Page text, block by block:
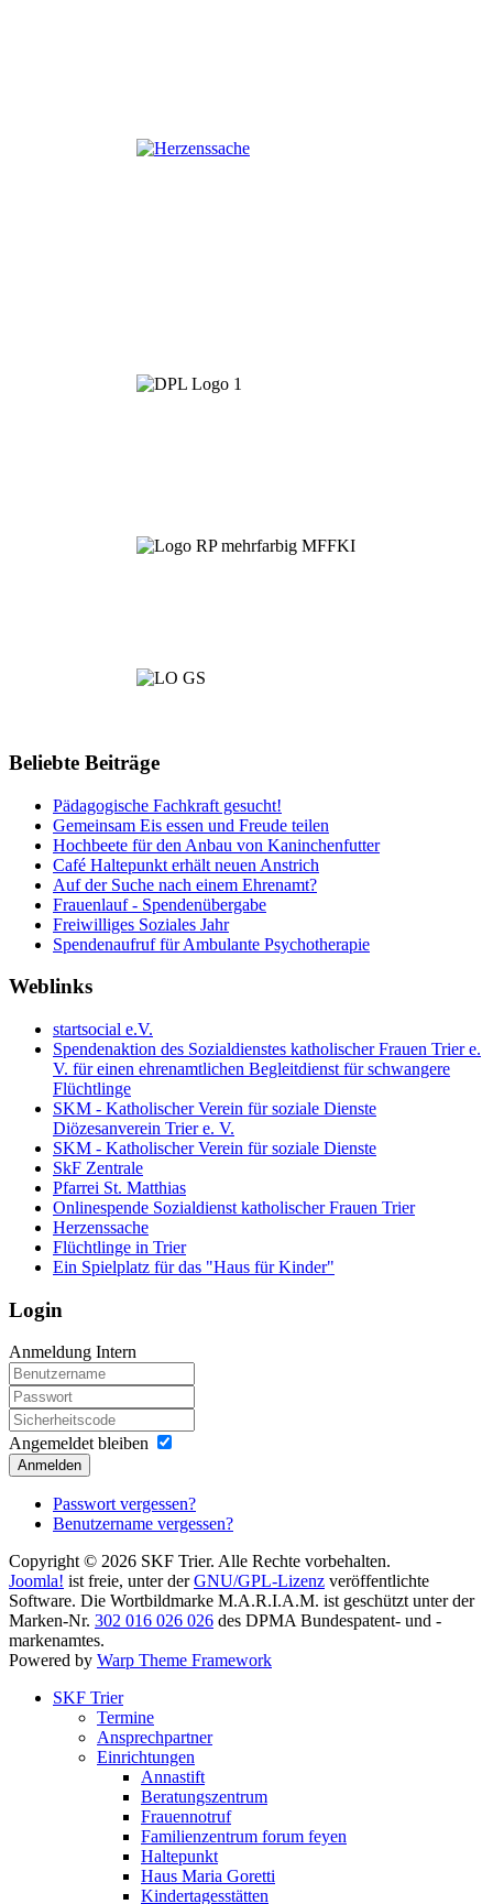
Beliebte Beiträge
Pädagogische Fachkraft gesucht!
Gemeinsam Eis essen und Freude teilen
Hochbeete für den Anbau von Kaninchenfutter
Café Haltepunkt erhält neuen Anstrich
Auf der Suche nach einem Ehrenamt?
Frauenlauf - Spendenübergabe
Freiwilliges Soziales Jahr
Spendenaufruf für Ambulante Psychotherapie
Weblinks
startsocial e.V.
Spendenaktion des Sozialdienstes katholischer Frauen Trier e.
V. für einen ehrenamtlichen Begleitdienst für schwangere
Flüchtlinge
SKM - Katholischer Verein für soziale Dienste
Diözesanverein Trier e. V.
SKM - Katholischer Verein für soziale Dienste
SkF Zentrale
Pfarrei St. Matthias
Onlinespende Sozialdienst katholischer Frauen Trier
Herzenssache
Flüchtlinge in Trier
Ein Spielplatz für das "Haus für Kinder"
Login
Anmeldung Intern
Angemeldet bleiben
Anmelden
Passwort vergessen?
Benutzername vergessen?
Copyright © 2026 SKF Trier. Alle Rechte vorbehalten.
Joomla! ist freie, unter derGNU/GPL-Lizenz veröffentlichte
Software. Die Wortbildmarke M.A.R.I.A.M. ist geschützt unter der
Marken-Nr. 302 016 026 026 des DPMA Bundespatent- und -
markenamtes.
Powered by Warp Theme Framework
SKF Trier
Termine
Ansprechpartner
Einrichtungen
Annastift
Beratungszentrum
Frauennotruf
Familienzentrum forum feyen
Haltepunkt
Haus Maria Goretti
Kindertagesstätten